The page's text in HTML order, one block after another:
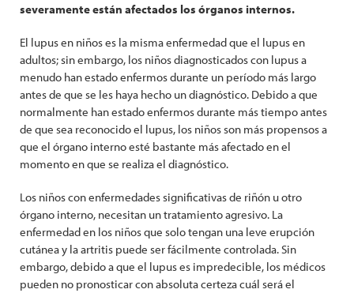
severamente están afectados los órganos internos.
El lupus en niños es la misma enfermedad que el lupus en
adultos; sin embargo, los niños diagnosticados con lupus a
menudo han estado enfermos durante un período más largo
antes de que se les haya hecho un diagnóstico. Debido a que
normalmente han estado enfermos durante más tiempo antes
de que sea reconocido el lupus, los niños son más propensos a
que el órgano interno esté bastante más afectado en el
momento en que se realiza el diagnóstico.
Los niños con enfermedades significativas de riñón u otro
órgano interno, necesitan un tratamiento agresivo. La
enfermedad en los niños que solo tengan una leve erupción
cutánea y la artritis puede ser fácilmente controlada. Sin
embargo, debido a que el lupus es impredecible, los médicos
pueden no pronosticar con absoluta certeza cuál será el